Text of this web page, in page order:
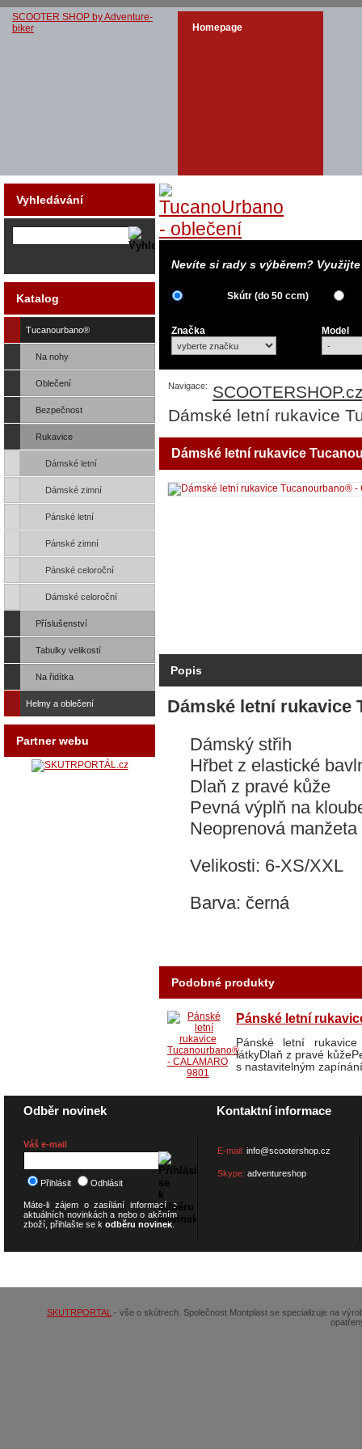
SCOOTER SHOP by Adventure-
biker
Homepage
Nevíte si rady s výběrem?
Skútr (do 50 ccm)
Značka Model
Navigace:
Dámské letní rukavice
Dámské letní rukavice
Popis
Dámské letní rukavice
Dámský střih
Hřbet z elastické
Dlaň z pravé kůže
Pevná výplň na
Neoprenová
Velikosti: 6-XS/XXL
Barva: černá
Podobné produkty
Pánské letní
Pánské letní
látkyDlaň z pravé
s nastavitelným
Vyhledávání
Katalog
Tucanourbano®
Na nohy
Oblečení
Bezpečnost
Rukavice
Dámské letní
Dámské zimní
Pánské letní
Pánské zimní
Pánské celoroční
Dámské celoroční
Příslušenství
Tabulky velikostí
Na řidítka
Helmy a oblečení
Partner webu
Odběr novinek
Váš e-mail
Přihlásit Odhlásit
Máte-li zájem o zasílání informací o
aktuálních novinkách a nebo o akčním
zboží, přihlašte se k odběru novinek.
Kontaktní informace
E-mail: info@scootershop.cz
Skype: adventureshop
SKUTRPORTAL - vše o skútrech. Společnost Montplast se specializuje na